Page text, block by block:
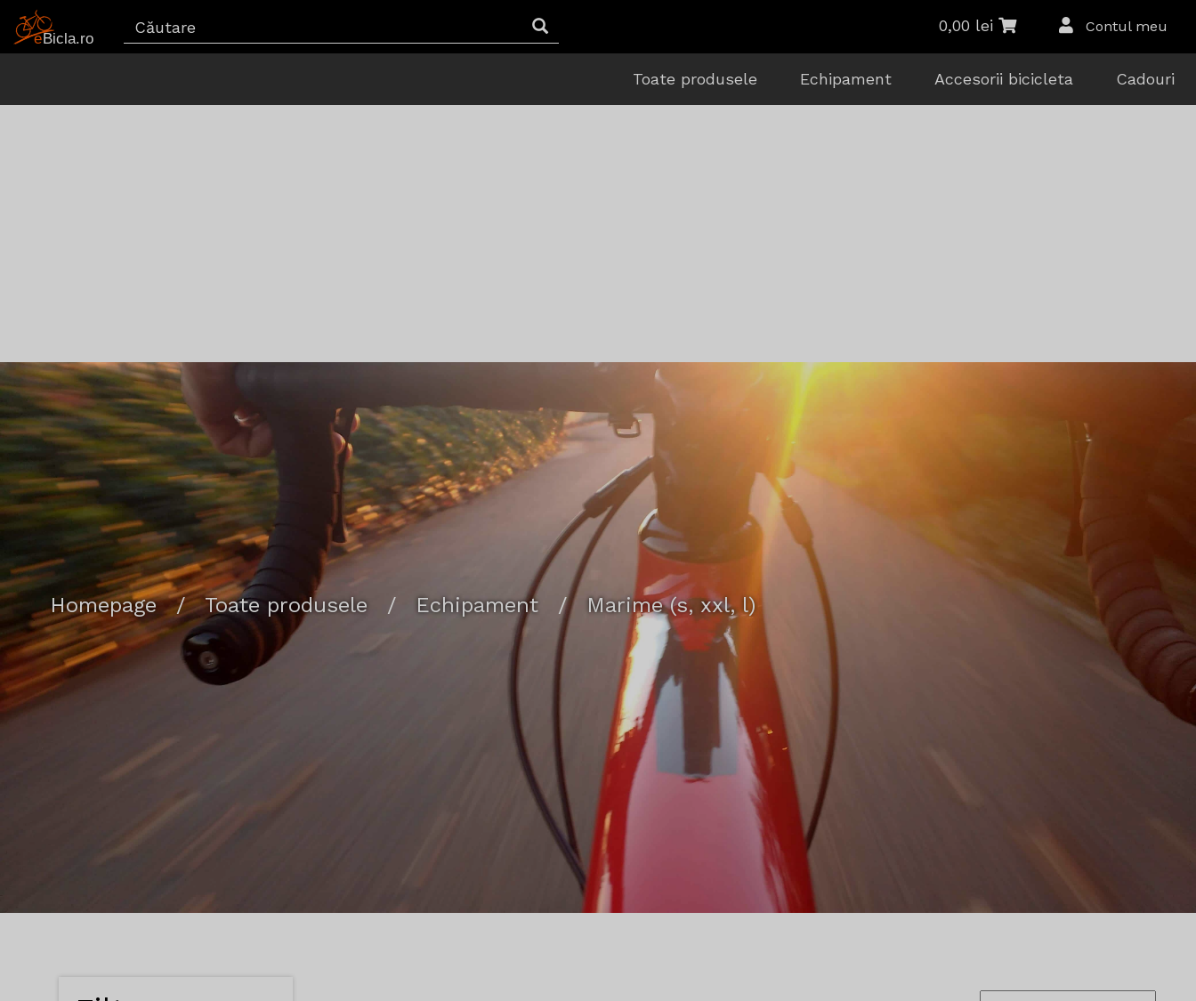
0,00 lei Contul meu
Toate produsele Echipament Accesorii bicicleta Cadouri
Homepage / Toate produsele / Echipament / Marime (s, xxl, l)